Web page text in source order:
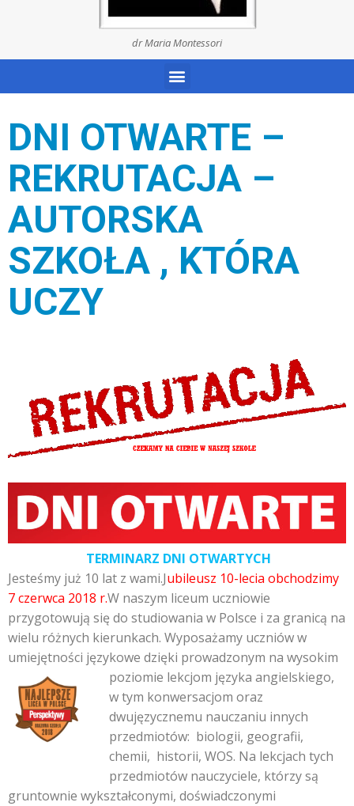
dr Maria Montessori
DNI OTWARTE –
REKRUTACJA –
AUTORSKA
SZKOŁA , KTÓRA
UCZY
TERMINARZ DNI OTWARTYCH
Jesteśmy już 10 lat z wami.Jubileusz 10-lecia obchodzimy
7 czerwca 2018 r.W naszym liceum uczniowie
przygotowują się do studiowania w Polsce i za granicą na
wielu różnych kierunkach. Wyposażamy uczniów w
umiejętności językowe dzięki prowadzonym na wysokim
poziomie lekcjom języka angielskiego,
w tym konwersacjom oraz
dwujęzycznemu nauczaniu innych
przedmiotów: biologii, geografii,
chemii, historii, WOS. Na lekcjach tych
przedmiotów nauczyciele, którzy są
gruntownie wykształconymi, doświadczonymi